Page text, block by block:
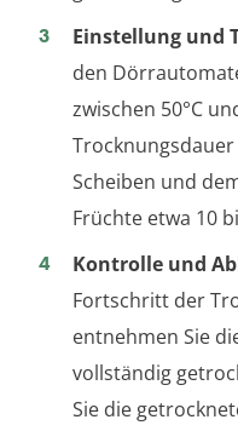
Einstellung und
den
zwischen 50°C
Scheiben und
Früchte etwa 10
Kontrolle und
Fortschritt der
entnehmen Sie
vollständig
Sie die